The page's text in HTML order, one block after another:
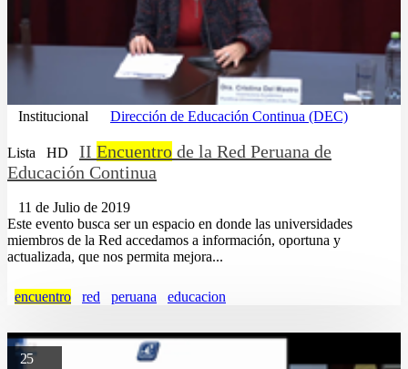
Institucional Dirección de Educación Continua (DEC)
Lista HD II Encuentro de la Red Peruana de
Educación Continua
11 de Julio de 2019
Este evento busca ser un espacio en donde las universidades
miembros de la Red accedamos a información, oportuna y
actualizada, que nos permita mejora...
encuentro red peruana educacion
25